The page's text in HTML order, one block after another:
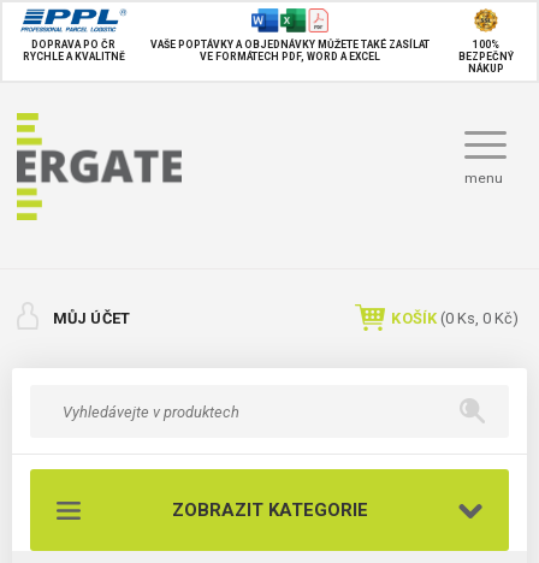
DOPRAVA PO ČR
RYCHLE A KVALITNĚ
VAŠE POPTÁVKY A OBJEDNÁVKY MŮŽETE TAKÉ ZASÍLAT
VE FORMÁTECH PDF, WORD A EXCEL
100%
BEZPEČNÝ
NÁKUP
menu
MŮJ ÚČET KOŠÍK (0 Ks, 0 Kč)
ZOBRAZIT KATEGORIE